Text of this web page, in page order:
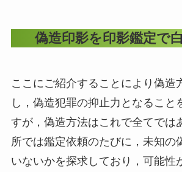
偽造印影を印影鑑定で
ここにご紹介することにより偽造
し，偽造犯罪の抑止力となること
すが，偽造方法はこれで全てでは
所では鑑定依頼のたびに，未知の
いないかを探求しており，可能性